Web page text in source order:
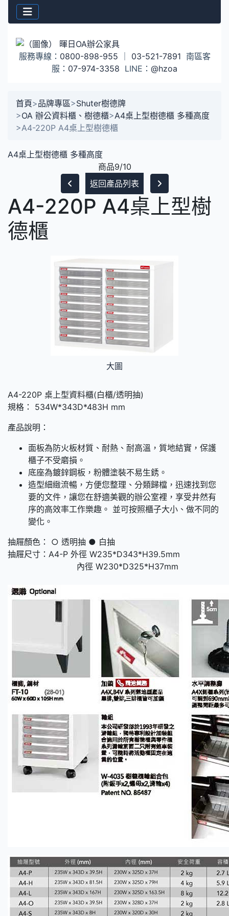
服務專線： 0800-898-955 03-521-7891 南區客
服： 07-974-3358 LINE： @hzoa
首頁>品牌專區>Shuter樹德牌
>OA 辦公資料櫃、樹德櫃>A4桌上型樹德櫃 多種高度
>A4-220P A4桌上型樹德櫃
A4桌上型樹德櫃 多種高度
商品9/10
返回產品列表
A4-220P A4桌上型樹
德櫃
大圖
A4-220P 桌上型資料櫃(白櫃/透明抽)
規格： 534W*343D*483H mm
產品說明：
面板為防火板材質、耐熱、耐高溫，質地結實，保護
櫃子不受磨損。
底座為鍍鋅鋼板，粉體塗裝不易生銹。
造型細緻流暢，方便您整理、分類歸檔，迅速找到您
要的文件，讓您在舒適美觀的辦公室裡，享受井然有
序的高效率工作樂趣。 並可按照櫃子大小、做不同的
變化。
抽屜顏色： ○ 透明抽 ● 白抽
抽屜尺寸：A4-P 外徑 W235*D343*H39.5mm
內徑 W230*D325*H37mm